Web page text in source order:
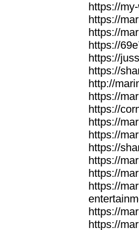
https://
https://
https://
https://
https://
https://
http://
https://
https://
https://
https://
https://
https://
https://
https://
https://
https://